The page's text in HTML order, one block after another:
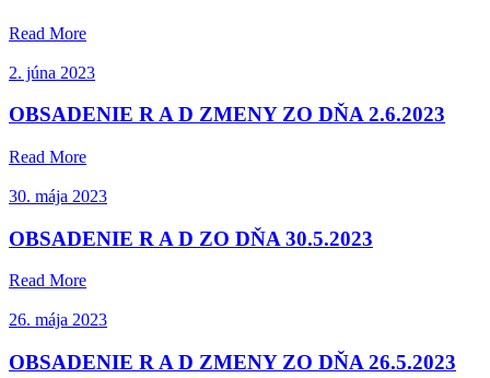
Read More
2. júna 2023
OBSADENIE R A D ZMENY ZO DŇA 2.6.2023
Read More
30. mája 2023
OBSADENIE R A D ZO DŇA 30.5.2023
Read More
26. mája 2023
OBSADENIE R A D ZMENY ZO DŇA 26.5.2023